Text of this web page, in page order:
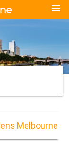
menu
Melbourne